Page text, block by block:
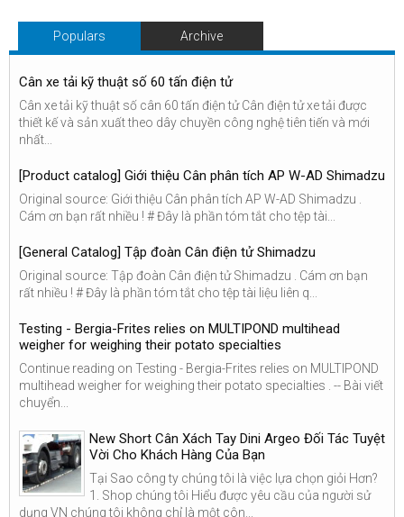
Populars Archive
Cân xe tải kỹ thuật số 60 tấn điện tử
Cân xe tải kỹ thuật số cân 60 tấn điện tử Cân điện tử xe tải được
thiết kế và sản xuất theo dây chuyền công nghệ tiên tiến và mới
nhất...
[Product catalog] Giới thiệu Cân phân tích AP W-AD Shimadzu
Original source: Giới thiệu Cân phân tích AP W-AD Shimadzu .
Cám ơn bạn rất nhiều ! # Đây là phần tóm tắt cho tệp tài...
[General Catalog] Tập đoàn Cân điện tử Shimadzu
Original source: Tập đoàn Cân điện tử Shimadzu . Cám ơn bạn
rất nhiều ! # Đây là phần tóm tắt cho tệp tài liệu liên q...
Testing - Bergia-Frites relies on MULTIPOND multihead
weigher for weighing their potato specialties
Continue reading on Testing - Bergia-Frites relies on MULTIPOND
multihead weigher for weighing their potato specialties . -- Bài viết
chuyển...
New Short Cân Xách Tay Dini Argeo Đối Tác Tuyệt
Vời Cho Khách Hàng Của Bạn
Tại Sao công ty chúng tôi là việc lựa chọn giỏi Hơn?
1. Shop chúng tôi Hiểu được yêu cầu của người sử
dụng VN chúng tôi không chỉ là một côn...